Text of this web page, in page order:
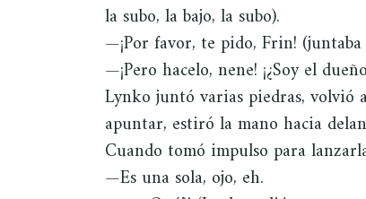
la subo, la bajo, la subo).
—¡Por favor, te pido, Frin! (juntaba
—¡Pero hacelo, nene! ¡¿Soy el
Lynko juntó varias piedras, volvió
apuntar, estiró la mano hacia
Cuando tomó impulso para
—Es una sola, ojo, eh.